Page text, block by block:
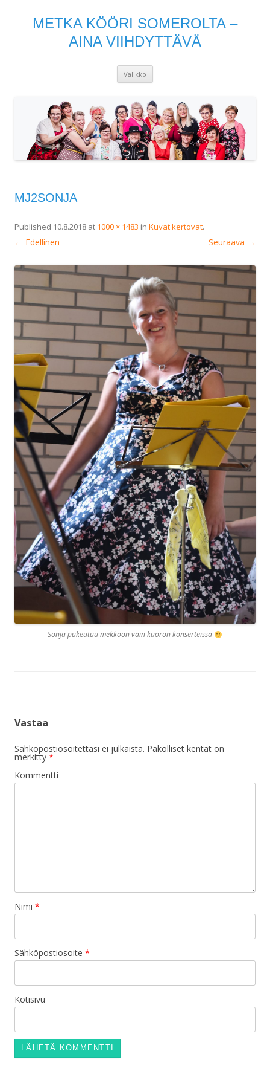
METKA KÖÖRI SOMEROLTA –
AINA VIIHDYTTÄVÄ
Valikko
MJ2SONJA
Published 10.8.2018 at 1000 × 1483 in Kuvat kertovat.
← Edellinen Seuraava →
Sonja pukeutuu mekkoon vain kuoron konserteissa
Vastaa
Sähköpostiosoitettasi ei julkaista. Pakolliset kentät on
merkitty *
Kommentti
Nimi *
Sähköpostiosoite *
Kotisivu